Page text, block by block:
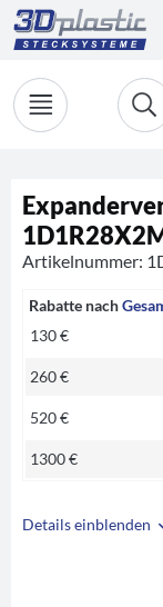
Details einblenden
Artikelnummer:
Rabatte nach
130 €
260 €
520 €
1300 €